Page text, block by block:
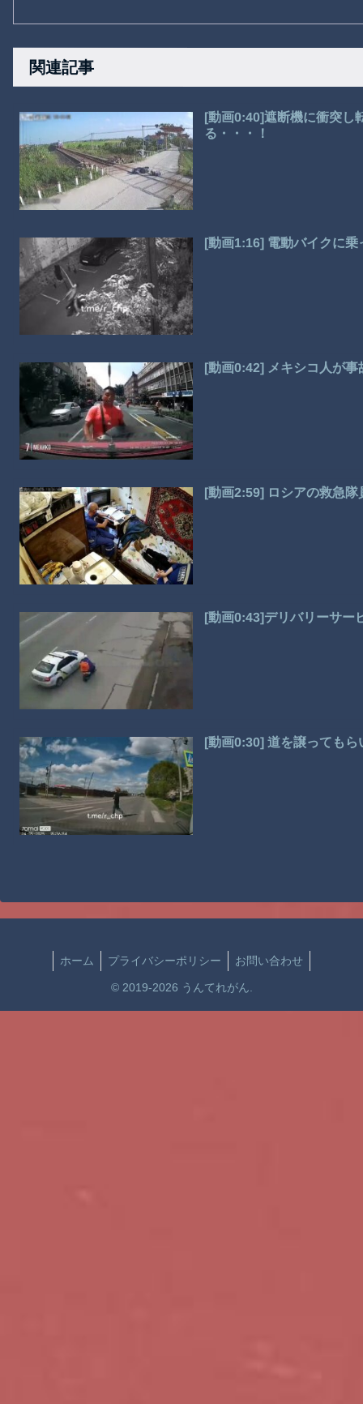
関連記事
[動画0:40]遮断機に衝突し
る・・・！
[動画1:16] 電動バイクに
[動画0:42] メキシコ人が
[動画2:59] ロシアの救急
[動画0:43]デリバリーサー
[動画0:30] 道を譲っても
ホーム プライバシーポリシー お問い合わせ
© 2019-2026 うんてれがん.